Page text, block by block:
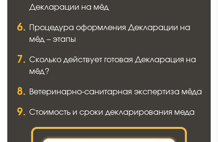
Декларации на мёд
Процедура оформления Декларации на
мёд – этапы
Сколько действует готовая Декларация на
мёд?
Ветеринарно-санитарная экспертиза мёда
Стоимость и сроки декларирования меда